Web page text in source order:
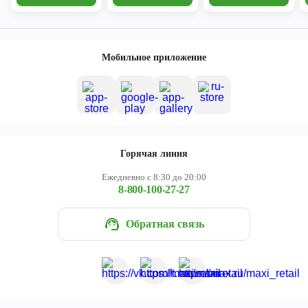
Мобильное приложение
Горячая линия
Ежедневно с 8:30 до 20:00
8-800-100-27-27
Обратная связь